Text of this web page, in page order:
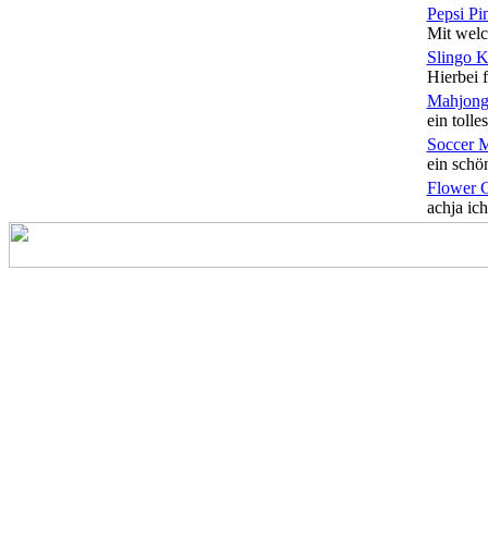
Pepsi
Mit
Slingo
Hierbei
ein
Soccer
ein
Flower
achja